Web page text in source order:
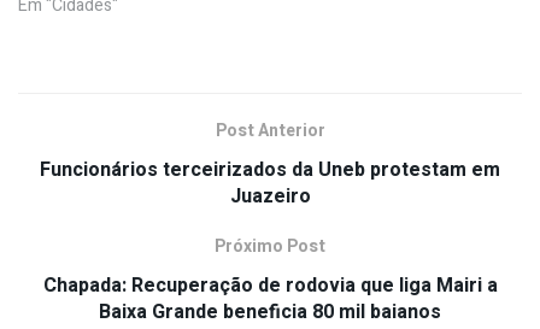
Em "Cidades"
Post Anterior
Funcionários terceirizados da Uneb protestam em
Juazeiro
Próximo Post
Chapada: Recuperação de rodovia que liga Mairi a
Baixa Grande beneficia 80 mil baianos